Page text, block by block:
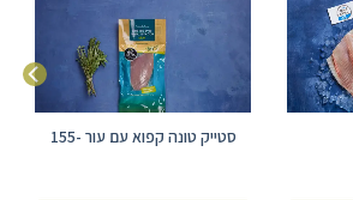
סטייק טונה קפוא עם עור 155-